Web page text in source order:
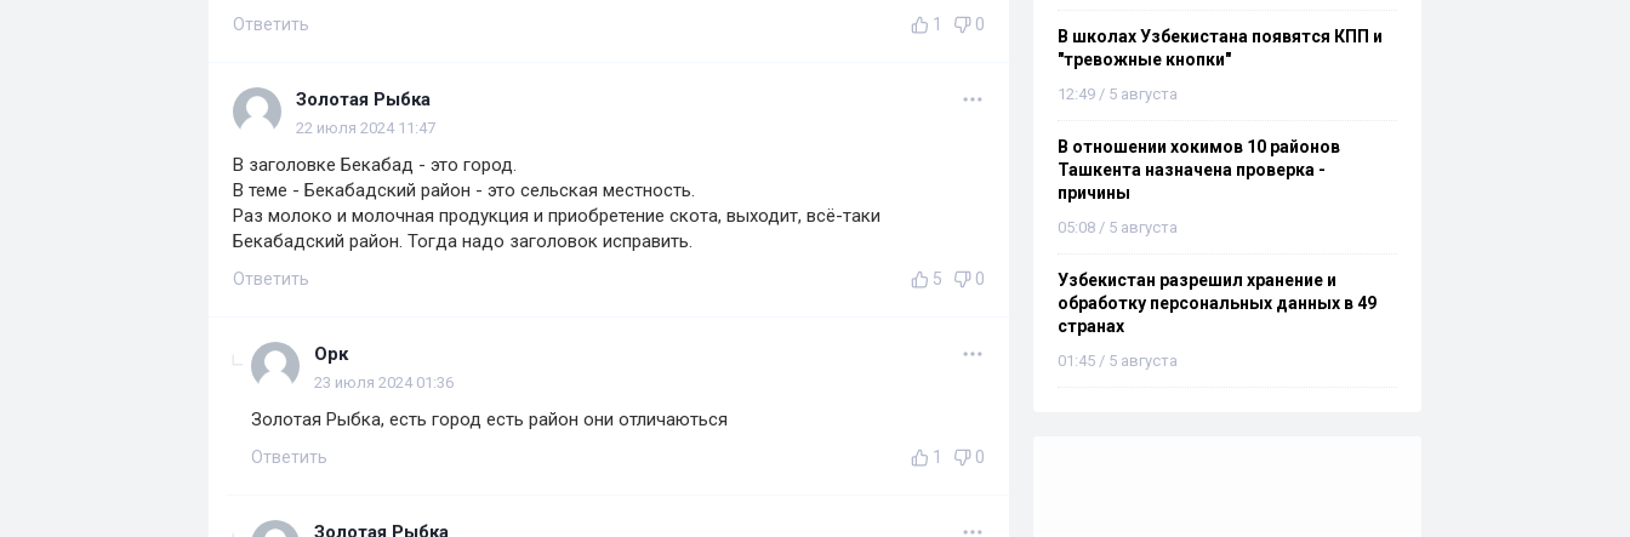
Ответить 1 0
Золотая Рыбка
22 июля 2024 11:47
В заголовке Бекабад - это город.
В теме - Бекабадский район - это сельская местность.
Раз молоко и молочная продукция и приобретение скота, выходит, всё-таки
Бекабадский район. Тогда надо заголовок исправить.
Ответить 5 0
Орк
23 июля 2024 01:36
Золотая Рыбка, есть город есть район они отличаються
Ответить 1 0
Золотая Рыбка
В школах Узбекистана появятся КПП и
"тревожные кнопки"
12:49 / 5 августа
В отношении хокимов 10 районов
Ташкента назначена проверка -
причины
05:08 / 5 августа
Узбекистан разрешил хранение и
обработку персональных данных в 49
странах
01:45 / 5 августа